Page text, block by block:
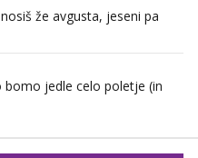
že avgusta, jeseni pa
jedle celo poletje (in